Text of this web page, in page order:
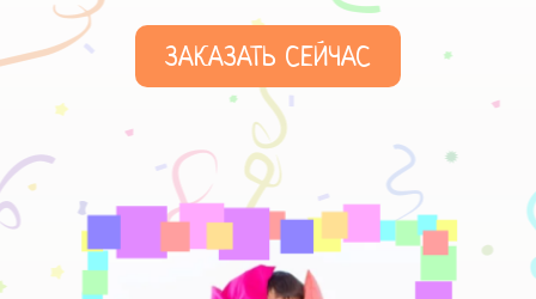
ЗАКАЗАТЬ СЕЙЧАС